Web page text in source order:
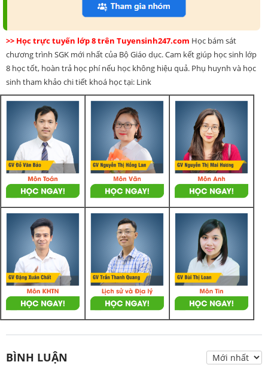
>> Học trực tuyến lớp 8 trên Tuyensinh247.com Học bám sát
chương trình SGK mới nhất của Bộ Giáo dục. Cam kết giúp học sinh lớp
8 học tốt, hoàn trả học phí nếu học không hiệu quả. Phụ huynh và học
sinh tham khảo chi tiết khoá học tại: Link
BÌNH LUẬN